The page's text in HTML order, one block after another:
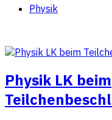
Physik
Physik LK beim